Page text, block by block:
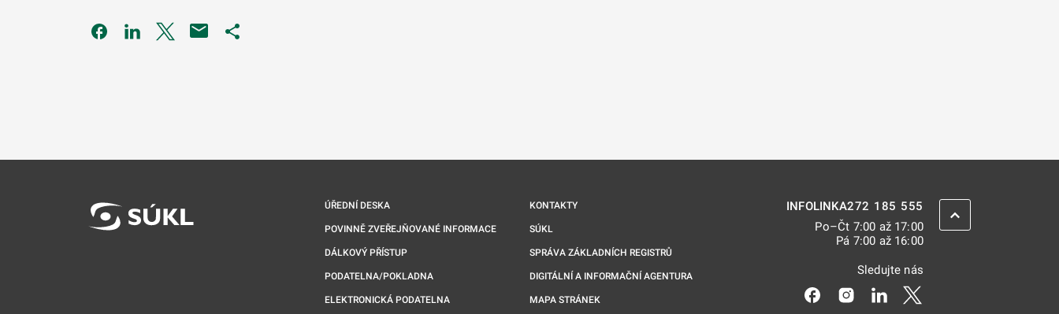
Odkaz se otevře na nové kartě
Odkaz se otevře na nové kartě
Odkaz se otevře na nové kartě
ÚŘEDNÍ DESKA
POVINNĚ ZVEŘEJŇOVANÉ INFORMACE
DÁLKOVÝ PŘÍSTUP
PODATELNA/POKLADNA
ELEKTRONICKÁ PODATELNA
KONTAKTY
SÚKL
SPRÁVA ZÁKLADNÍCH REGISTRŮ
DIGITÁLNÍ A INFORMAČNÍ AGENTURA
MAPA STRÁNEK
INFOLINKA272 185 555
Po–Čt 7:00 až 17:00
Pá 7:00 až 16:00
Sledujte nás
Odkaz se otevře na nové kartě
Odkaz se otevře na nové kartě
Odkaz se otevře na nové
ZPĚT NAHORU